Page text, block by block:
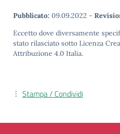
Pubblicato: 09.09.2022 -
Eccetto dove diversamente
stato rilasciato sotto Licenza
Attribuzione 4.0 Italia.
Stampa / Condividi